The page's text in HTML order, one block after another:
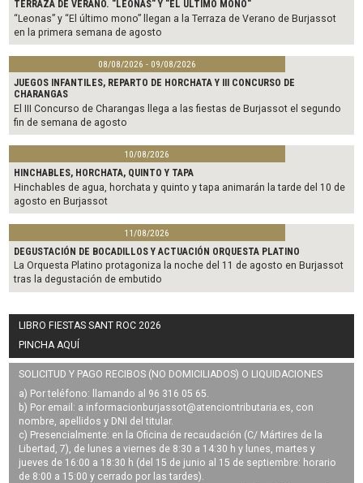
TERRAZA DE VERANO. "LEONAS" Y "EL ÚLTIMO MONO"
“Leonas” y “El último mono” llegan a la Terraza de Verano de Burjassot
en la primera semana de agosto
08/08/2026 - 09/08/2026
JUEGOS INFANTILES, REPARTO DE HORCHATA Y III CONCURSO DE
CHARANGAS
El III Concurso de Charangas llega a las fiestas de Burjassot el segundo
fin de semana de agosto
10/08/2026
HINCHABLES, HORCHATA, QUINTO Y TAPA
Hinchables de agua, horchata y quinto y tapa animarán la tarde del 10 de
agosto en Burjassot
11/08/2026
DEGUSTACIÓN DE BOCADILLOS Y ACTUACIÓN ORQUESTA PLATINO
La Orquesta Platino protagoniza la noche del 11 de agosto en Burjassot
tras la degustación de embutido
LIBRO FIESTAS SANT ROC 2026
PINCHA AQUÍ
SOLICITUD Y PAGO RECIBOS (NO DOMICILIADOS) O LIQUIDACIONES
a) Por teléfono: llamando al 96 316 05 65.
b) Por email: a informacionburjassot@atenciontributaria.es, con
nombre, apellidos y DNI del titular.
c) Presencialmente: en la Oficina de recaudación (C/ Mártires de la
Libertad, 7), de lunes a viernes de 8:30 a 14:30 h y lunes, martes y
jueves de 16:00 a 18:30 h (del 15 de junio al 15 de septiembre: horario
de 8:00 a 15:00 y cerrado por las tardes).